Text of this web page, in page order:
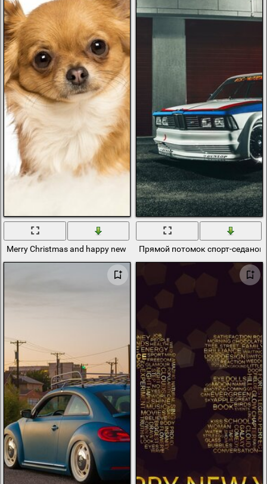
Merry Christmas and happy new year from puppyПрямой потомок спорт-седанов